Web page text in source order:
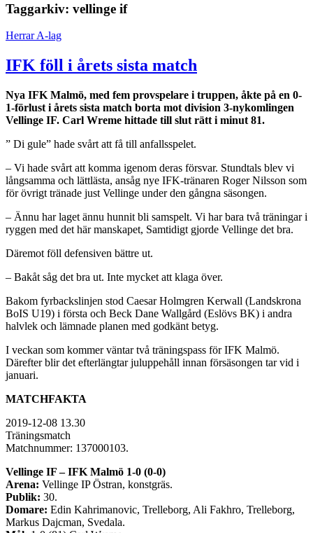
Taggarkiv: vellinge if
Herrar A-lag
IFK föll i årets sista match
Nya IFK Malmö, med fem provspelare i truppen, åkte på en 0-
1-förlust i årets sista match borta mot division 3-nykomlingen
Vellinge IF. Carl Wreme hittade till slut rätt i minut 81.
” Di gule” hade svårt att få till anfallsspelet.
– Vi hade svårt att komma igenom deras försvar. Stundtals blev vi
långsamma och lättlästa, ansåg nye IFK-tränaren Roger Nilsson som
för övrigt tränade just Vellinge under den gångna säsongen.
– Ännu har laget ännu hunnit bli samspelt. Vi har bara två träningar i
ryggen med det här manskapet, Samtidigt gjorde Vellinge det bra.
Däremot föll defensiven bättre ut.
– Bakåt såg det bra ut. Inte mycket att klaga över.
Bakom fyrbackslinjen stod Caesar Holmgren Kerwall (Landskrona
BoIS U19) i första och Beck Dane Wallgård (Eslövs BK) i andra
halvlek och lämnade planen med godkänt betyg.
I veckan som kommer väntar två träningspass för IFK Malmö.
Därefter blir det efterlängtar juluppehåll innan försäsongen tar vid i
januari.
MATCHFAKTA
2019-12-08 13.30
Träningsmatch
Matchnummer: 137000103.
Vellinge IF – IFK Malmö 1-0 (0-0)
Arena: Vellinge IP Östran, konstgräs.
Publik: 30.
Domare: Edin Kahrimanovic, Trelleborg, Ali Fakhro, Trelleborg,
Markus Dajcman, Svedala.